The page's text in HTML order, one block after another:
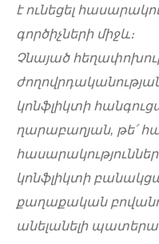
է ունեցել
գործիչների միջև։
Չնայած
կոնֆլիկտի
ղարաբաղյան, թե՛
կոնֆլիկտի
քաղաքական
անելանելի